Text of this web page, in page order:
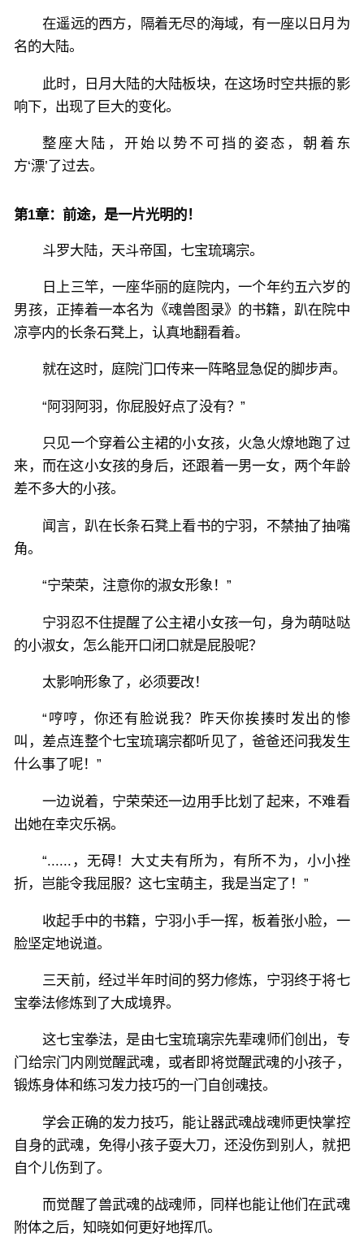
在遥远的西方，隔着无尽的海域，有一座以日月为
名的大陆。
此时，日月大陆的大陆板块，在这场时空共振的影
响下，出现了巨大的变化。
整座大陆，开始以势不可挡的姿态，朝着东
方‘漂’了过去。
第1章：前途，是一片光明的！
斗罗大陆，天斗帝国，七宝琉璃宗。
日上三竿，一座华丽的庭院内，一个年约五六岁的
男孩，正捧着一本名为《魂兽图录》的书籍，趴在院中
凉亭内的长条石凳上，认真地翻看着。
就在这时，庭院门口传来一阵略显急促的脚步声。
“阿羽阿羽，你屁股好点了没有？”
只见一个穿着公主裙的小女孩，火急火燎地跑了过
来，而在这小女孩的身后，还跟着一男一女，两个年龄
差不多大的小孩。
闻言，趴在长条石凳上看书的宁羽，不禁抽了抽嘴
角。
“宁荣荣，注意你的淑女形象！”
宁羽忍不住提醒了公主裙小女孩一句，身为萌哒哒
的小淑女，怎么能开口闭口就是屁股呢？
太影响形象了，必须要改！
“哼哼，你还有脸说我？昨天你挨揍时发出的惨
叫，差点连整个七宝琉璃宗都听见了，爸爸还问我发生
什么事了呢！”
一边说着，宁荣荣还一边用手比划了起来，不难看
出她在幸灾乐祸。
“......，无碍！大丈夫有所为，有所不为，小小挫
折，岂能令我屈服？这七宝萌主，我是当定了！”
收起手中的书籍，宁羽小手一挥，板着张小脸，一
脸坚定地说道。
三天前，经过半年时间的努力修炼，宁羽终于将七
宝拳法修炼到了大成境界。
这七宝拳法，是由七宝琉璃宗先辈魂师们创出，专
门给宗门内刚觉醒武魂，或者即将觉醒武魂的小孩子，
锻炼身体和练习发力技巧的一门自创魂技。
学会正确的发力技巧，能让器武魂战魂师更快掌控
自身的武魂，免得小孩子耍大刀，还没伤到别人，就把
自个儿伤到了。
而觉醒了兽武魂的战魂师，同样也能让他们在武魂
附体之后，知晓如何更好地挥爪。